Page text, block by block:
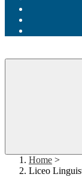
Home >
Liceo